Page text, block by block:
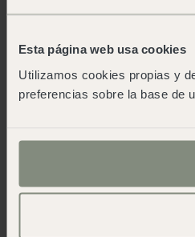
Esta página web usa cookies
Utilizamos cookies propias y
preferencias sobre la base de
Lodge Grand Family in Cadiz
Für ein
Mehr Infos
Cómo llegar
Carretera del Portal CA-3113
936268900